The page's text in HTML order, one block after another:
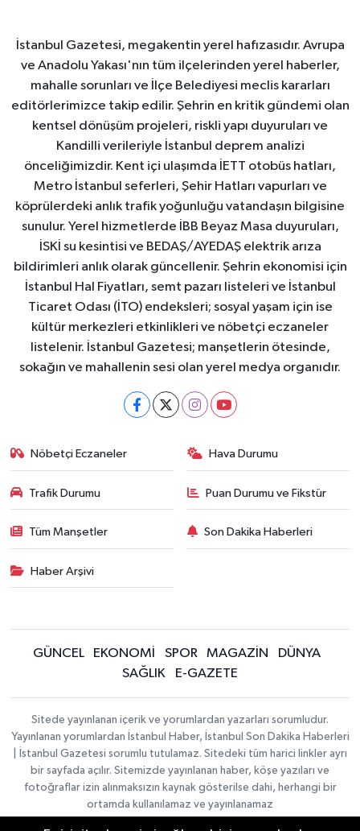
İstanbul Gazetesi, megakentin yerel hafızasıdır. Avrupa
ve Anadolu Yakası'nın tüm ilçelerinden yerel haberler,
mahalle sorunları ve İlçe Belediyesi meclis kararları
editörlerimizce takip edilir. Şehrin en kritik gündemi olan
kentsel dönüşüm projeleri, riskli yapı duyuruları ve
Kandilli verileriyle İstanbul deprem analizi
önceliğimizdir. Kent içi ulaşımda İETT otobüs hatları,
Metro İstanbul seferleri, Şehir Hatları vapurları ve
köprülerdeki anlık trafik yoğunluğu vatandaşın bilgisine
sunulur. Yerel hizmetlerde İBB Beyaz Masa duyuruları,
İSKİ su kesintisi ve BEDAŞ/AYEDAŞ elektrik arıza
bildirimleri anlık olarak güncellenir. Şehrin ekonomisi için
İstanbul Hal Fiyatları, semt pazarı listeleri ve İstanbul
Ticaret Odası (İTO) endeksleri; sosyal yaşam için ise
kültür merkezleri etkinlikleri ve nöbetçi eczaneler
listelenir. İstanbul Gazetesi; manşetlerin ötesinde,
sokağın ve mahallenin sesi olan yerel medya organıdır.
Nöbetçi Eczaneler Hava Durumu
Trafik Durumu Puan Durumu ve Fikstür
Tüm Manşetler Son Dakika Haberleri
Haber Arşivi
GÜNCEL EKONOMİ SPOR MAGAZİN
DÜNYA
SAĞLIK
E-GAZETE
Sitede yayınlanan içerik ve yorumlardan yazarları sorumludur.
Yayınlanan yorumlardan İstanbul Haber, İstanbul Son Dakika Haberleri
| İstanbul Gazetesi sorumlu tutulamaz. Sitedeki tüm harici linkler ayrı
bir sayfada açılır. Sitemizde yayınlanan haber, köşe yazıları ve
fotoğraflar izin alınmaksızın kaynak gösterilse dahi, herhangi bir
ortamda kullanılamaz ve yayınlanamaz